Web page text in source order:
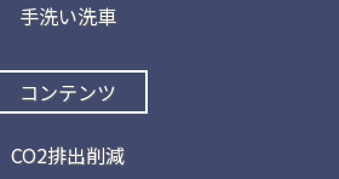
手洗い洗車
コンテンツ
CO2排出削減